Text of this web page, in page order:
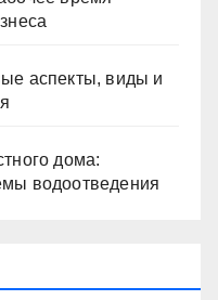
аспекты, виды и
дома:
водоотведения